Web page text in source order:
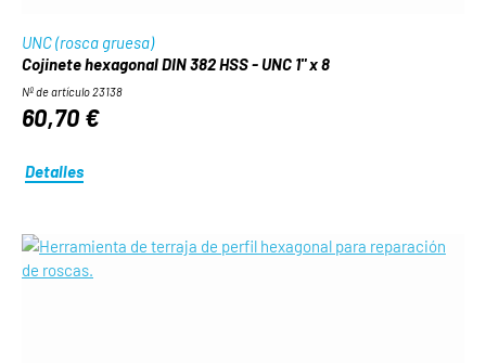
UNC (rosca gruesa)
Cojinete hexagonal DIN 382 HSS - UNC 1" x 8
Nº de artículo 23138
60,70 €
Detalles